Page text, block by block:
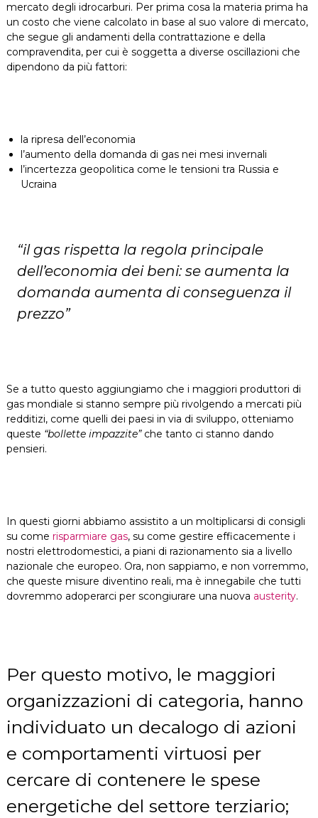
mercato degli idrocarburi. Per prima cosa la materia prima ha
un costo che viene calcolato in base al suo valore di mercato,
che segue gli andamenti della contrattazione e della
compravendita, per cui è soggetta a diverse oscillazioni che
dipendono da più fattori:
la ripresa dell’economia
l’aumento della domanda di gas nei mesi invernali
l’incertezza geopolitica come le tensioni tra Russia e
Ucraina
“il gas rispetta la regola principale
dell’economia dei beni: se aumenta la
domanda aumenta di conseguenza il
prezzo”
Se a tutto questo aggiungiamo che i maggiori produttori di
gas mondiale si stanno sempre più rivolgendo a mercati più
redditizi, come quelli dei paesi in via di sviluppo, otteniamo
queste “bollette impazzite”che tanto ci stanno dando
pensieri.
In questi giorni abbiamo assistito a un moltiplicarsi di consigli
su come risparmiare gas, su come gestire efficacemente i
nostri elettrodomestici, a piani di razionamento sia a livello
nazionale che europeo. Ora, non sappiamo, e non vorremmo,
che queste misure diventino reali, ma è innegabile che tutti
dovremmo adoperarci per scongiurare una nuova austerity.
Per questo motivo, le maggiori
organizzazioni di categoria, hanno
individuato un decalogo di azioni
e comportamenti virtuosi per
cercare di contenere le spese
energetiche del settore terziario;